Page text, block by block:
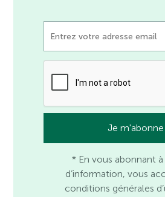
* En vous abonnant
d’information, vous
conditions générales